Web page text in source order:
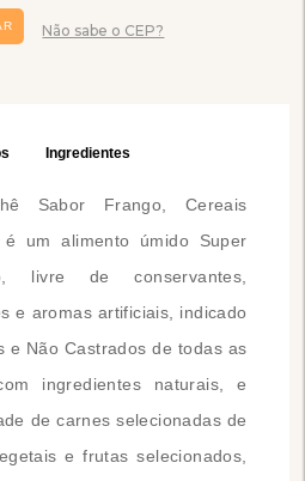
Não sabe o CEP?
Ingredientes
Sabor Frango, Cereais
um alimento úmido Super
livre de conservantes,
e aromas artificiais, indicado
e Não Castrados de todas as
ingredientes naturais, e
de carnes selecionadas de
e frutas selecionados,